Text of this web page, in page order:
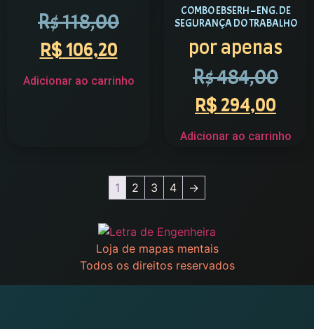
R$118,00
R$ 106,20
Adicionar ao carrinho
COMBO EBSERH – ENG. DE
SEGURANÇA DO TRABALHO
por apenas
R$484,00
R$ 294,00
Adicionar ao carrinho
1 2 3 4 →
Loja de mapas mentais
Todos os direitos reservados